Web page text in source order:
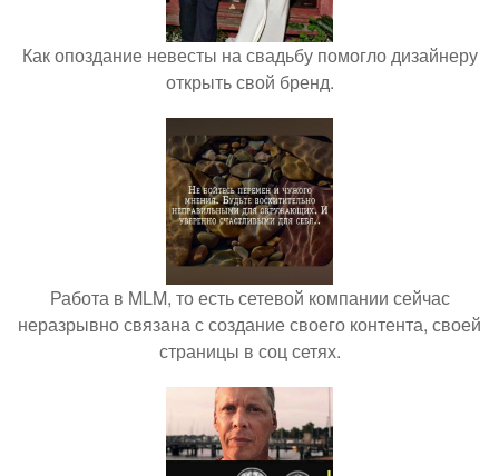
Как опоздание невесты на свадьбу помогло дизайнеру
открыть свой бренд.
Работа в MLM, то есть сетевой компании сейчас
неразрывно связана с создание своего контента, своей
страницы в соц сетях.